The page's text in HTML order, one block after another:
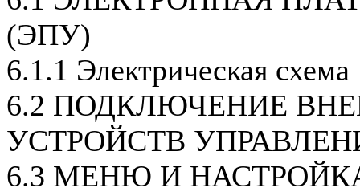
(ЭПУ)
6.1.1 Электрическая схема
6.2 ПОДКЛЮЧЕНИЕ
УСТРОЙСТВ
6.3 МЕНЮ И